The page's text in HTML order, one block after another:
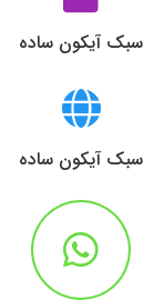
سبک آیکون ساده
سبک آیکون ساده